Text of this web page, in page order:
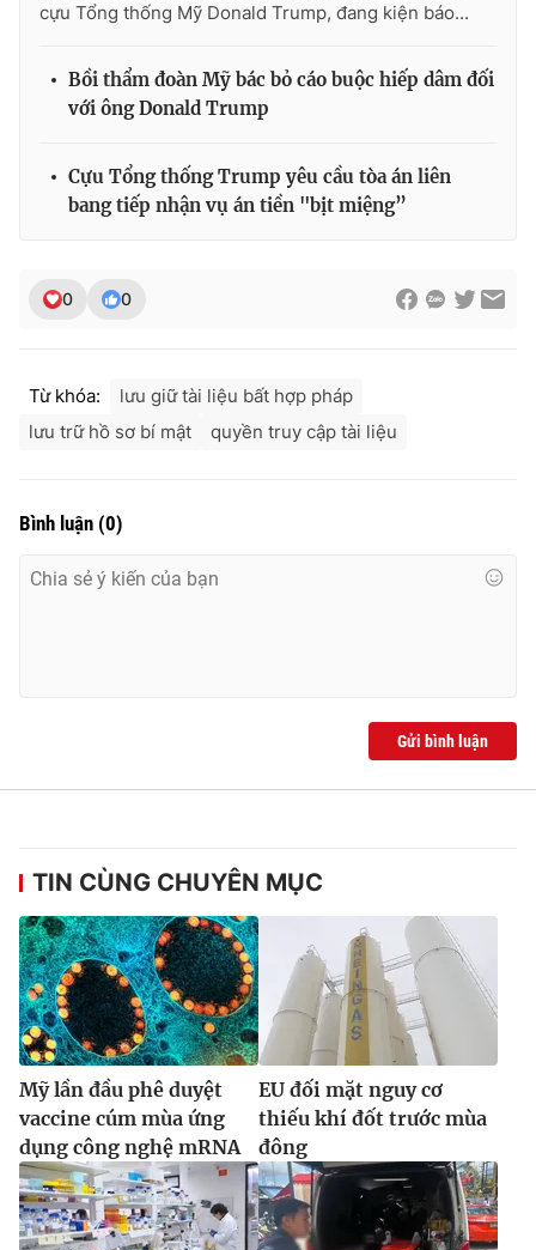
cựu Tổng thống Mỹ Donald Trump, đang kiện báo...
Bồi thẩm đoàn Mỹ bác bỏ cáo buộc hiếp dâm đối
với ông Donald Trump
Cựu Tổng thống Trump yêu cầu tòa án liên
bang tiếp nhận vụ án tiền "bịt miệng”
0 0
Từ khóa:
lưu giữ tài liệu bất hợp pháp
lưu trữ hồ sơ bí mật
quyền truy cập tài liệu
Bình luận (0)
Gửi bình luận
TIN CÙNG CHUYÊN MỤC
Mỹ lần đầu phê duyệt
vaccine cúm mùa ứng
dụng công nghệ mRNA
EU đối mặt nguy cơ
thiếu khí đốt trước mùa
đông